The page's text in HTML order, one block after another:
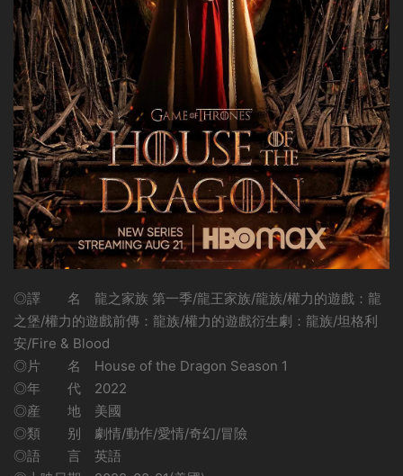
◎譯 名 龍之家族 第一季/龍王家族/龍族/權力的遊戲：龍
之堡/權力的遊戲前傳：龍族/權力的遊戲衍生劇：龍族/坦格利
安/Fire & Blood
◎片 名 House of the Dragon Season 1
◎年 代 2022
◎産 地 美國
◎類 别 劇情/動作/愛情/奇幻/冒險
◎語 言 英語